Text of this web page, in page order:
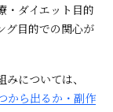
・ダイエット目的
グ目的での関心が
については、
から出るか・副作